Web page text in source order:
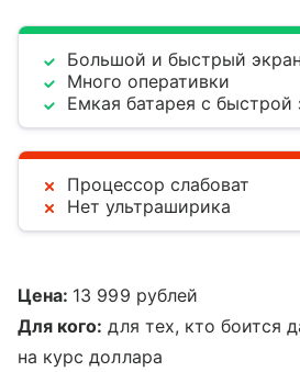
Большой и быстрый экран
Много оперативки
Емкая батарея с быстрой
Процессор слабоват
Нет ультраширика
Цена: 13 999 рублей
Для кого: для тех, кто боится
на курс доллара